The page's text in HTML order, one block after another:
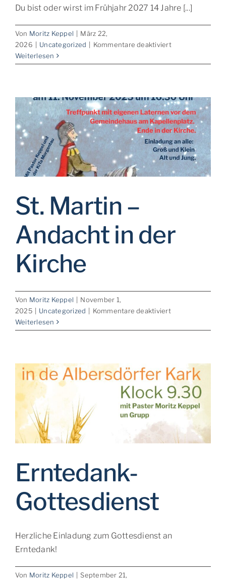
Du bist oder wirst im Frühjahr 2027 14 Jahre [...]
Von Moritz Keppel | März 22,
2026 | Uncategorized | Kommentare deaktiviertfür
zur
2026/27
Weiterlesen
St. Martin –
Andacht in der
Kirche
Von Moritz Keppel
November 1,
2025
Uncategorized Kommentare deaktiviertfür
Martin
in
der
Kirche
Weiterlesen
Erntedank-
Gottesdienst
Herzliche Einladung zum Gottesdienst an
Erntedank!
Von Moritz Keppel
September 21,